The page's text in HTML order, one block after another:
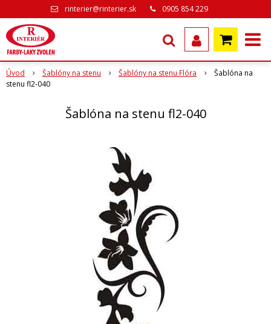
rinterier@rinterier.sk 0905 854 229
Úvod Šablóny na stenu Šablóny na stenu Flóra
Šablóna na
stenu fl2-040
Šablóna na stenu fl2-040